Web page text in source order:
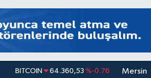
BITCOIN 64.360,53 %-0.76 Mersin